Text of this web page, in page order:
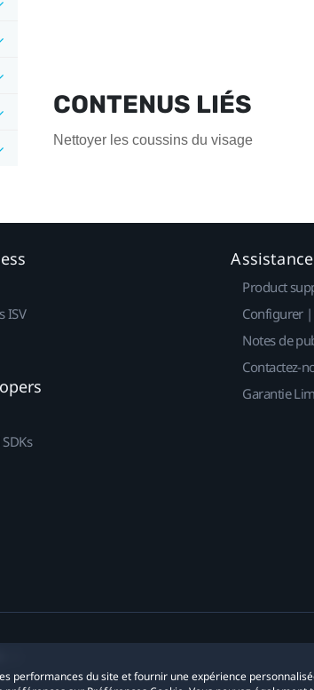
CONTENUS LIÉS
Nettoyer les coussins du visage
performances du site et fournir une expérience
ISV
Assistance
Product
Configurer
Notes de
Contactez-
Garantie